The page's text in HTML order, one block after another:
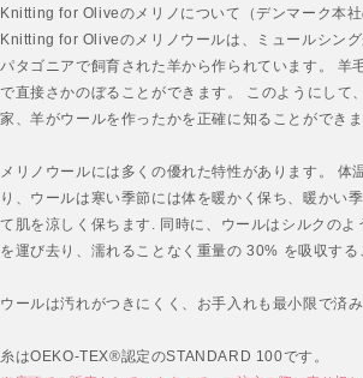
Knitting for Oliveのメリノについて（デンマーク本社
Knitting for Oliveのメリノウールは、ミュールシン
パタゴニアで飼育された羊から作られています。 羊
で直接さかのぼることができます。 このようにして
家、羊がウールを作ったかを正確に知ることができ
メリノウールには多くの優れた特性があります。 体
り、ウールは寒い季節には体を暖かく保ち、暖かい
て肌を涼しく保ちます. 同時に、ウールはシルクのよ
を運び去り、濡れることなく重量の 30% を吸収する
ウールは汚れがつきにくく、お手入れも最小限で済み
糸はOEKO-TEX®認定のSTANDARD 100です。